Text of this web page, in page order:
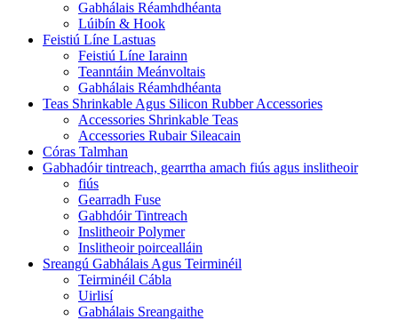
Gabhálais Réamhdhéanta
Lúibín & Hook
Feistiú Líne Lastuas
Feistiú Líne Iarainn
Teanntáin Meánvoltais
Gabhálais Réamhdhéanta
Teas Shrinkable Agus Silicon Rubber Accessories
Accessories Shrinkable Teas
Accessories Rubair Sileacain
Córas Talmhan
Gabhadóir tintreach, gearrtha amach fiús agus inslitheoir
fiús
Gearradh Fuse
Gabhdóir Tintreach
Inslitheoir Polymer
Inslitheoir poircealláin
Sreangú Gabhálais Agus Teirminéil
Teirminéil Cábla
Uirlisí
Gabhálais Sreangaithe